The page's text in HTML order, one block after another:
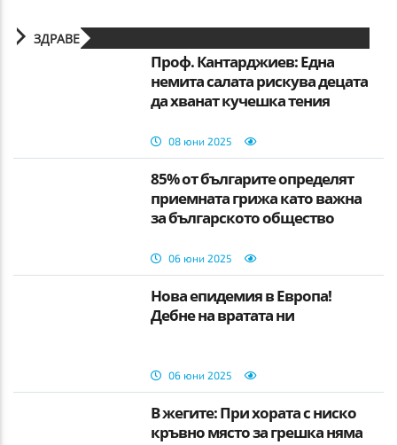
ЗДРАВЕ
Проф. Кантарджиев: Една
немита салата рискува децата
да хванат кучешка тения
08 юни 2025
85% от българите определят
приемната грижа като важна
за българското общество
06 юни 2025
Нова епидемия в Европа!
Дебне на вратата ни
06 юни 2025
В жегите: При хората с ниско
кръвно място за грешка няма